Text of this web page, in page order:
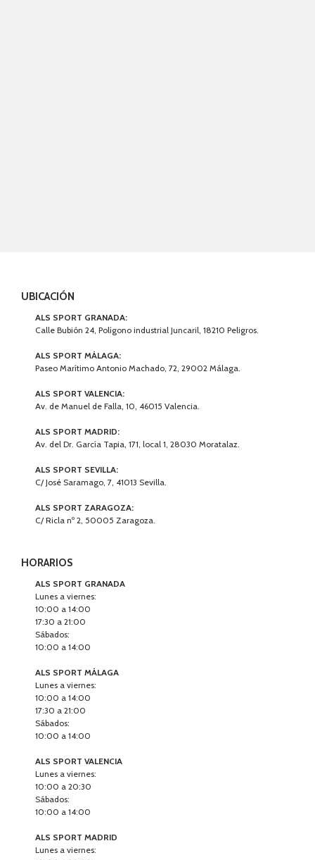
UBICACIÓN
ALS SPORT GRANADA:
Calle Bubión 24, Polígono industrial Juncaril, 18210 Peligros.
ALS SPORT MÁLAGA:
Paseo Marítimo Antonio Machado, 72, 29002 Málaga.
ALS SPORT VALENCIA:
Av. de Manuel de Falla, 10, 46015 Valencia.
ALS SPORT MADRID:
Av. del Dr. García Tapia, 171, local 1, 28030 Moratalaz.
ALS SPORT SEVILLA:
C/ José Saramago, 7, 41013 Sevilla.
ALS SPORT ZARAGOZA:
C/ Ricla nº 2, 50005 Zaragoza.
HORARIOS
ALS SPORT GRANADA
Lunes a viernes:
10:00 a 14:00
17:30 a 21:00
Sábados:
10:00 a 14:00
ALS SPORT MÁLAGA
Lunes a viernes:
10:00 a 14:00
17:30 a 21:00
Sábados:
10:00 a 14:00
ALS SPORT VALENCIA
Lunes a viernes:
10:00 a 20:30
Sábados:
10:00 a 14:00
ALS SPORT MADRID
Lunes a viernes: